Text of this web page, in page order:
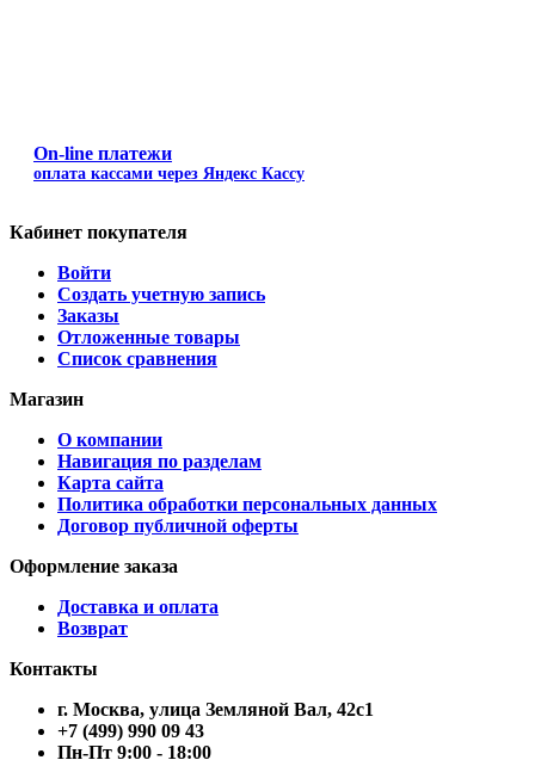
On-line платежи
оплата кассами через Яндекс Кассу
Кабинет покупателя
Войти
Создать учетную запись
Заказы
Отложенные товары
Список сравнения
Магазин
О компании
Навигация по разделам
Карта сайта
Политика обработки персональных данных
Договор публичной оферты
Оформление заказа
Доставка и оплата
Возврат
Контакты
г. Москва, улица Земляной Вал, 42с1
+7 (499) 990 09 43
Пн-Пт 9:00 - 18:00